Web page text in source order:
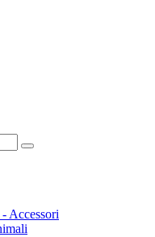
Accessori